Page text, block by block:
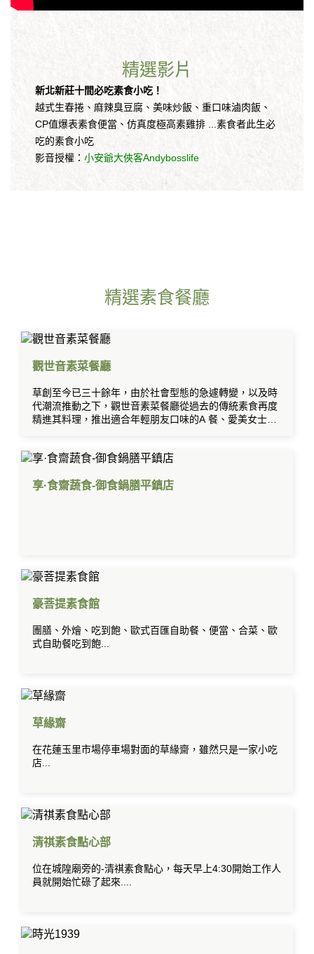
精選影片
新北新莊十間必吃素食小吃！
越式生春捲、麻辣臭豆腐、美味炒飯、重口味滷肉飯、
CP值爆表素食便當、仿真度極高素雞排 ...素食者此生必
吃的素食小吃
影音授權： 小安爺大俠客Andybosslife
精選素食餐廳
觀世音素菜餐廳
草創至今已三十餘年，由於社會型態的急遽轉變，以及時
代潮流推動之下，觀世音素菜餐廳從過去的傳統素食再度
精進其料理，推出適合年輕朋友口味的A 餐、愛美女士們
享·食齋蔬食-御食鍋膳平鎮店
豪菩提素食館
團膳、外燴、吃到飽、歐式百匯自助餐、便當、合菜、歐
式自助餐吃到飽...
草緣齋
在花蓮玉里市場停車場對面的草緣齋，雖然只是一家小吃
店...
清祺素食點心部
位在城隍廟旁的-清祺素食點心，每天早上4:30開始工作人
員就開始忙碌了起來....